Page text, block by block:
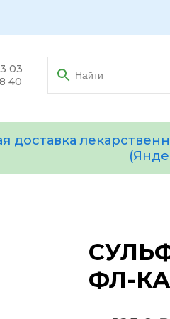
03
40
доставка
ФЛ-